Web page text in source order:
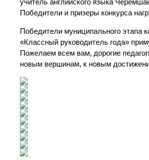
учитель английского языка
Победители и призеры конкурса
Победители муниципального этапа
«Классный руководитель года»
Пожелаем всем вам, дорогие
новым вершинам, к новым